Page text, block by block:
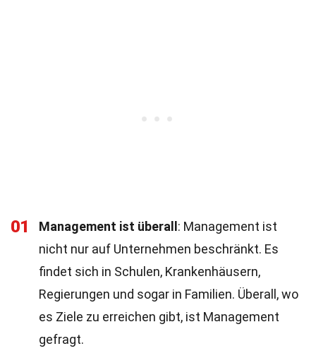
01 Management ist überall : Management ist
nicht nur auf Unternehmen beschränkt. Es
findet sich in Schulen, Krankenhäusern,
Regierungen und sogar in Familien. Überall, wo
es Ziele zu erreichen gibt, ist Management
gefragt.